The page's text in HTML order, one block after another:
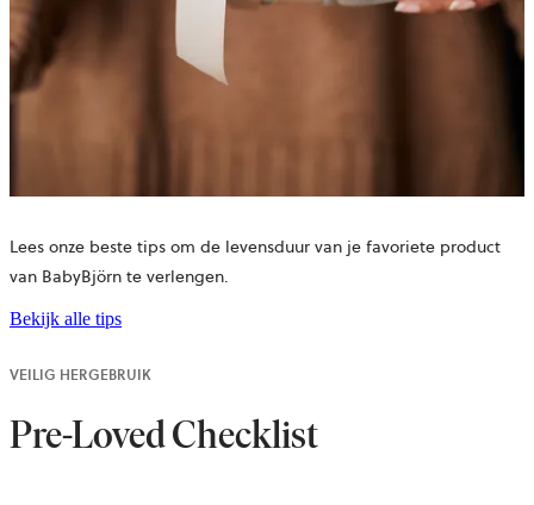
Lees onze beste tips om de levensduur van je favoriete product
van BabyBjörn te verlengen.
Bekijk alle tips
VEILIG HERGEBRUIK
Pre-Loved Checklist